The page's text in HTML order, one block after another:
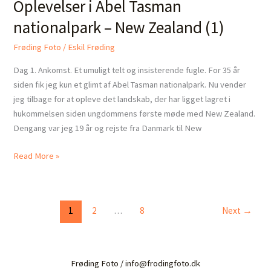
Oplevelser i Abel Tasman
nationalpark – New Zealand (1)
Frøding Foto / Eskil Frøding
Dag 1. Ankomst. Et umuligt telt og insisterende fugle. For 35 år
siden fik jeg kun et glimt af Abel Tasman nationalpark. Nu vender
jeg tilbage for at opleve det landskab, der har ligget lagret i
hukommelsen siden ungdommens første møde med New Zealand.
Dengang var jeg 19 år og rejste fra Danmark til New
Abel
Tasman
nationalpark
–
Zealand
(1)
Read More »
1 2 … 8 Next →
Frøding Foto / info@frodingfoto.dk